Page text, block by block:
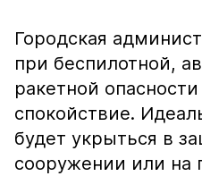
Городская
при беспилотной,
ракетной
спокойствие.
будет укрыться в
сооружении или на